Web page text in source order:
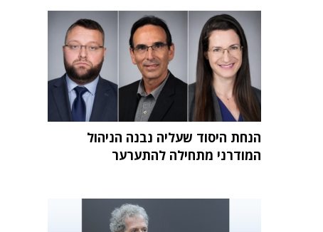
הנחת היסוד שעליה נבנה הניהול
המודרני מתחילה להתערער